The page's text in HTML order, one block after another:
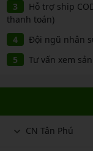
Hỗ trợ ship
thanh toán)
Đội ngũ nhân
Tư vấn xem
CN Tân Phú